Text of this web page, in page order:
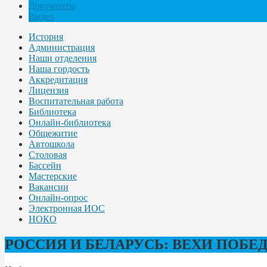
Документы
Видео
История
Администрация
Наши отделения
Наша гордость
Аккредитация
Лицензия
Воспитательная работа
Библиотека
Онлайн-библиотека
Общежитие
Автошкола
Столовая
Бассейн
Мастерские
Вакансии
Онлайн-опрос
Электронная ИОС
НОКО
РОССИЯ И БЕЛАРУСЬ: ВЕХИ